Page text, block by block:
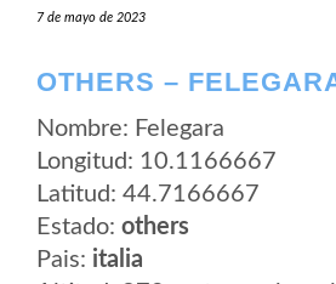
7 de mayo de 2023
OTHERS –
Nombre: Felegara
Longitud: 10.1166667
Latitud: 44.7166667
Estado: others
Pais: italia